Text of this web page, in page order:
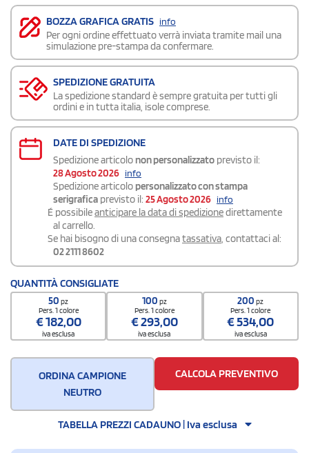
BOZZA GRAFICA GRATIS info
Per ogni ordine effettuato verrà inviata tramite mail una
simulazione pre-stampa da confermare.
SPEDIZIONE GRATUITA
La spedizione standard è sempre gratuita per tutti gli
ordini e in tutta italia, isole comprese.
DATE DI SPEDIZIONE
Spedizione articolo non personalizzato previsto il:
28 Agosto 2026 info
Spedizione articolo personalizzato con stampa
serigrafica previsto il: 25 Agosto 2026 info
É possibileanticipare la data di spedizionedirettamente
al carrello.
Se hai bisogno di una consegnatassativa, contattaci al:
02 2111 8602
QUANTITÀ CONSIGLIATE
50pz
Pers. 1 colore
€182,00
iva esclusa
100 pz
Pers. 1 colore
€293,00
iva esclusa
200pz
Pers. 1 colore
€534,00
iva esclusa
ORDINA CAMPIONE
NEUTRO
CALCOLA PREVENTIVO
TABELLA PREZZI CADAUNO | Iva esclusa